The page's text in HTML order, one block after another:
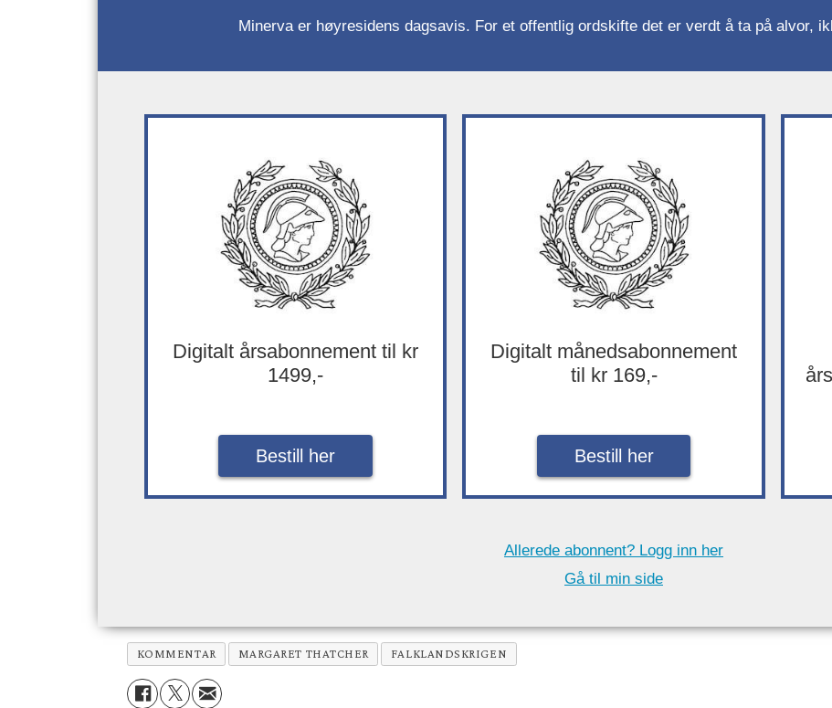
Minerva er høyresidens dagsavis. For et offentlig ordskifte det er verdt å ta på alvor,
Digitalt årsabonnement til kr
1499,-
Bestill her
Digitalt månedsabonnement
til kr 169,-
Bestill her
Allerede abonnent? Logg inn her
Gå til min side
KOMMENTAR MARGARET THATCHER FALKLANDSKRIGEN